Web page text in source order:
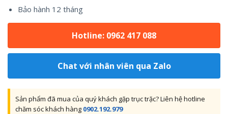
Bảo hành 12 tháng
Hotline: 0962 417 088
Chat với nhân viên qua Zalo
Sản phẩm đã mua của quý khách gặp trục trặc? Liên hệ hotline
chăm sóc khách hàng 0902.192.979